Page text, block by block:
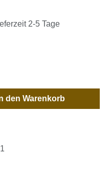
2-5 Tage
gewünschten
den Warenkorb